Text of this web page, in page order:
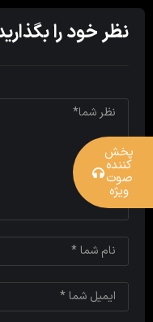
نظر خود را
پخش
کننده
صوت
ویژه